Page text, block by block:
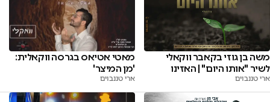
משה בן גוזי בקאבר ווקאלי
לשיר "אותו היום" | האזינו
ארי טננבוים
מאטי אטיאס בגרסה ווקאלית:
'מן המיצר'
ארי טננבוים